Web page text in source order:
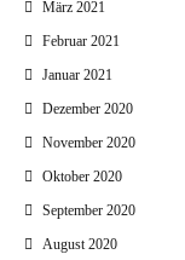
März 2021
Februar 2021
Januar 2021
Dezember 2020
November 2020
Oktober 2020
September 2020
August 2020